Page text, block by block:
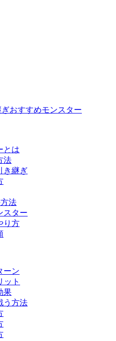
おすすめモンスター
とは
法
き継ぎ
法
スター
り方
ーン
ット
果
う方法